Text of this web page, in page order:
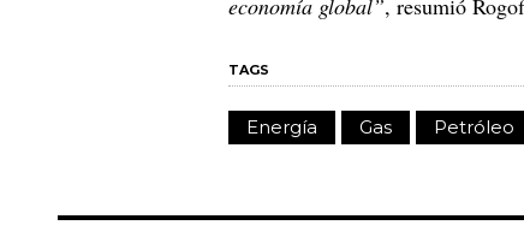
economía global”, resumió
TAGS
Energía Gas Petróleo